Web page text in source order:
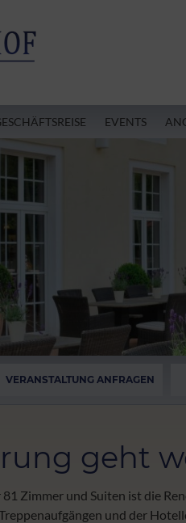
EVENTS
VERANSTALTUNG ANFRAGEN
geht
Zimmer und Suiten ist die
und der